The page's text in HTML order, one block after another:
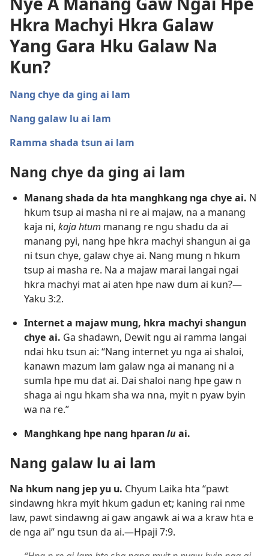
Hkra Machyi Hkra Galaw
Yang Gara Hku Galaw Na
Kun?
Nang chye da ging ai lam
Nang galaw lu ai lam
Ramma shada tsun ai lam
Nang chye da ging ai lam
Manang shada da hta manghkang nga chye ai. N
hkum tsup ai masha ni re ai majaw, na a manang
kaja ni, kaja htum manang re ngu shadu da ai
manang pyi, nang hpe hkra machyi shangun ai ga
ni tsun chye, galaw chye ai. Nang mung n hkum
tsup ai masha re. Na a majaw marai langai ngai
hkra machyi mat ai aten hpe naw dum ai kun?​—
Yaku 3:2.
Internet a majaw mung, hkra machyi shangun
chye ai. Ga shadawn, Dewit ngu ai ramma langai
ndai hku tsun ai: “Nang internet yu nga ai shaloi,
kanawn mazum lam galaw nga ai manang ni a
sumla hpe mu dat ai. Dai shaloi nang hpe gaw n
shaga ai ngu hkam sha wa nna, myit n pyaw byin
wa na re.”
Manghkang hpe nang hparanluai.
Nang galaw lu ai lam
Na hkum nang jep yu u. Chyum Laika hta “pawt
sindawng hkra myit hkum gadun et; kaning rai nme
law, pawt sindawng ai gaw angawk ai wa a kraw hta e
de nga ai” ngu tsun da ai.​—Hpaji 7:9.